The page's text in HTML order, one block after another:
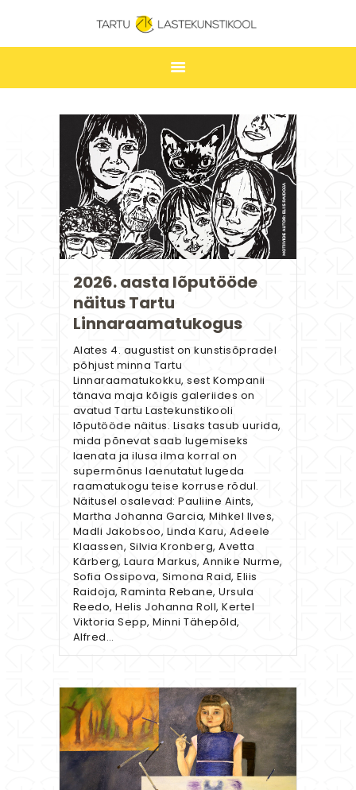
TARTU LASTEKUNSTIKOOL
ESILEHT
UUDISED
ÕPPIMINE
TUNNIPLAAN
LASTEKUNSTIKOOL
JAKOBI GALERII
KONTAKT
STUUDIUM
2026. aasta lõputööde
näitus Tartu
Linnaraamatukogus
Alates 4. augustist on kunstisõpradel
põhjust minna Tartu
Linnaraamatukokku, sest Kompanii
tänava maja kõigis galeriides on
avatud Tartu Lastekunstikooli
lõputööde näitus. Lisaks tasub uurida,
mida põnevat saab lugemiseks
laenata ja ilusa ilma korral on
supermõnus laenutatut lugeda
raamatukogu teise korruse rõdul.
Näitusel osalevad: Pauliine Aints,
Martha Johanna Garcia, Mihkel Ilves,
Madli Jakobsoo, Linda Karu, Adeele
Klaassen, Silvia Kronberg, Avetta
Kärberg, Laura Markus, Annike Nurme,
Sofia Ossipova, Simona Raid, Eliis
Raidoja, Raminta Rebane, Ursula
Reedo, Helis Johanna Roll, Kertel
Viktoria Sepp, Minni Tähepõld,
Alfred…